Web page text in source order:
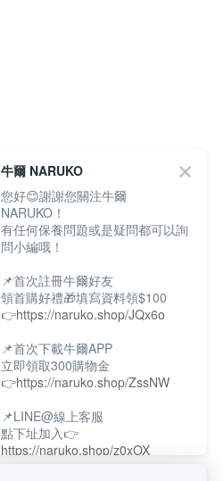
牛爾 NARUKO
您好😊謝謝您關注牛爾
NARUKO！
有任何保養問題或是疑問都可以詢
問小編哦！
📌首次註冊牛爾好友
領首購好禮🎁填寫資料領$100
👉https://naruko.shop/JQx6o
📌首次下載牛爾APP
立即領取300購物金
👉https://naruko.shop/ZssNW
📌LINE@線上客服
點下址加入👉
https://naruko.shop/z0xOX